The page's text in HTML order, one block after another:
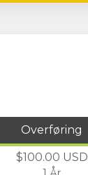
Overføring
$100.00 USD